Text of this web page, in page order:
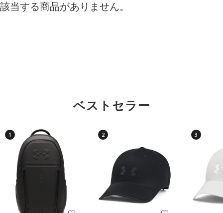
該当する商品がありません。
ベストセラー
1 2 3